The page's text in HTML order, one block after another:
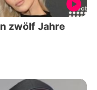
zwölf Jahre